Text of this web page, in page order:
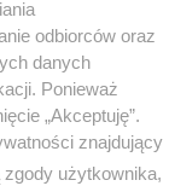
odbiorców oraz
danych
Ponieważ
„Akceptuję”.
znajdujący
użytkownika,